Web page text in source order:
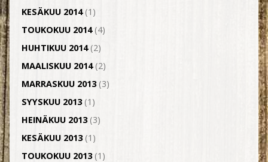
KESÄKUU 2014(1)
TOUKOKUU 2014(4)
HUHTIKUU 2014(2)
MAALISKUU 2014(2)
MARRASKUU 2013(3)
SYYSKUU 2013(1)
HEINÄKUU 2013(3)
KESÄKUU 2013(1)
TOUKOKUU 2013(1)